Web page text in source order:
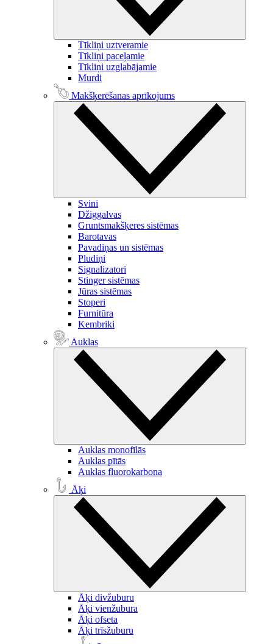
Tīkliņi uztveramie
Tīkliņi paceļamie
Tīkliņi uzglabājamie
Murdi
Makšķerēšanas aprīkojums
Svini
Džiggalvas
Gruntsmakšķeres sistēmas
Barotavas
Pavadiņas un sistēmas
Pludiņi
Signalizatori
Stinger sistēmas
Jūras sistēmas
Stoperi
Furnitūra
Kembriki
Auklas
Auklas monofīlās
Auklas pītās
Auklas fluorokarbona
Āķi
Āķi divžuburu
Āķi vienžubura
Āķi ofseta
Āķi trīsžuburu